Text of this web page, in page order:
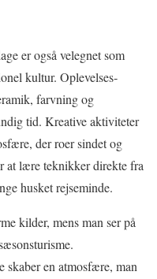
er også velegnet som
kultur. Oplevelses­
farvning og
tid. Kreative aktiviteter
der roer sindet og
at lære teknikker direkte fra
husket rejseminde.
kilder, mens man ser på
skaber en atmosfære, man